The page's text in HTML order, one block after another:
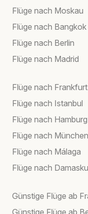
Flüge nach Moskau
Flüge nach Bangkok
Flüge nach Berlin
Flüge nach Madrid
Flüge nach
Flüge nach Istanbul
Flüge nach Hamburg
Flüge nach München
Flüge nach Málaga
Flüge nach
Günstige Flüge ab
Günstige Flüge ab